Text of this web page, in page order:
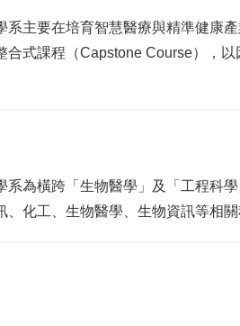
系主要在培育智慧醫療與精準健康
合式課程（Capstone Course），
系為橫跨「生物醫學」及「工程科
、化工、生物醫學、生物資訊等相